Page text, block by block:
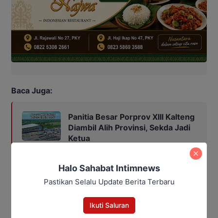
Baca Juga:
Panitia Besar Porprov Xlll Kalteng
Diambil Alih Provinsi, Sekda Jadi
Ketua
Halo Sahabat Intimnews
Pastikan Selalu Update Berita Terbaru
Ikuti Saluran